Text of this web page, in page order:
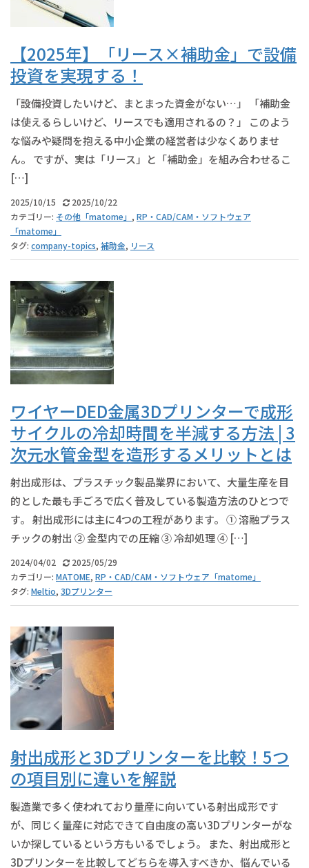
【2025年】「リース×補助金」で設備
投資を実現する！
「設備投資したいけど、まとまった資金がない…」 「補助金
は使えるらしいけど、リースでも適用されるの？」 このよう
な悩みや疑問を抱える中小企業の経営者は少なくありませ
ん。 ですが、実は「リース」と「補助金」を組み合わせるこ
[…]
2025/10/15
2025/10/22
カテゴリー: その他「matome」 , RP・CAD/CAM・ソフトウェア
「matome」
タグ: company-topics, 補助金, リース
ワイヤーDED金属3Dプリンターで成形
サイクルの冷却時間を半減する方法 | 3
次元水管金型を造形するメリットとは
射出成形は、プラスチック製品業界において、大量生産を目
的とした最も手ごろで広く普及している製造方法のひとつで
す。 射出成形には主に4つの工程があります。 ① 溶融プラス
チックの射出 ② 金型内での圧縮 ③ 冷却処理 ④ […]
2024/04/02
2025/05/29
カテゴリー: MATOME, RP・CAD/CAM・ソフトウェア「matome」
タグ: Meltio, 3Dプリンター
射出成形と3Dプリンターを比較！5つ
の項目別に違いを解説
製造業で多く使われており量産に向いている射出成形です
が、同じく量産に対応できて自由度の高い3Dプリンターがな
いか探しているという方もいるでしょう。 また、射出成形と
3Dプリンターを比較してどちらを導入すべきか、悩んでいる